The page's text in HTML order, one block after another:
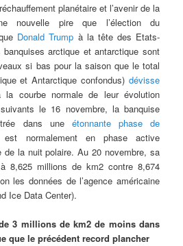
planétaire et l’avenir de la
nouvelle pire que l’élection du
Donald Trump à la tête des Etats-
arctique et antarctique sont
si bas pour la saison que le total
et Antarctique confondus) dévisse
la courbe normale de leur évolution
le 16 novembre, la banquise
dans uneétonnante phase de
est normalement en phase active
de la nuit polaire. Au 20 novembre, sa
8,625 millions de km2 contre 8,674
les données de l’agence américaine
Ice Data Center).
3 millions de km2 de moins dans
que le précédent record plancher